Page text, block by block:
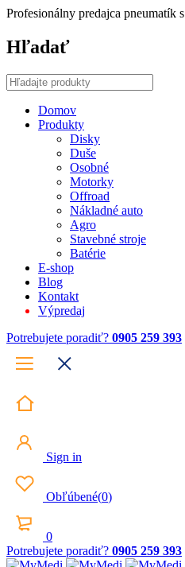
Profesionálny predajca pneumatík s
Hľadať
Domov
Produkty
Disky
Duše
Osobné
Motorky
Offroad
Nákladné auto
Agro
Stavebné stroje
Batérie
E-shop
Blog
Kontakt
Výpredaj
Potrebujete poradiť? 0905 259 393
Sign in
Obľúbené(0)
0
Potrebujete poradiť? 0905 259 393